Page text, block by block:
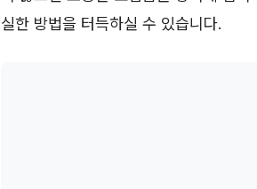
실한 방법을 터득하실 수 있습니다.